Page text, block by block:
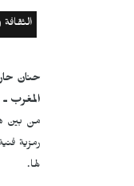
حنان
المغرب ـ
من بين
رمزية
لها.